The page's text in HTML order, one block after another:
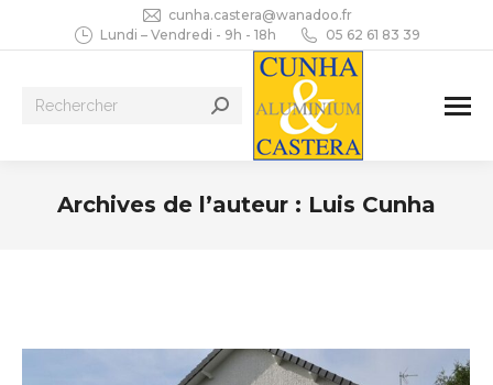
cunha.castera@wanadoo.fr
Lundi – Vendredi - 9h - 18h
05 62 61 83 39
Recherche
Archives de l’auteur : Luis Cunha